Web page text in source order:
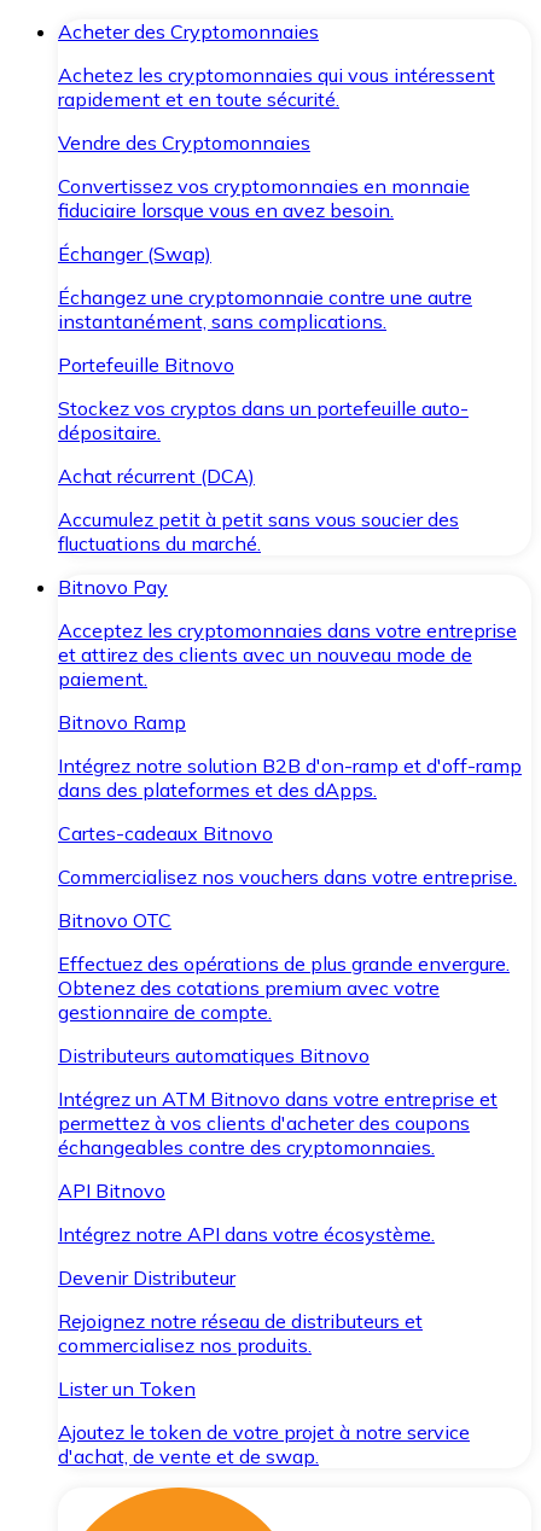
Acheter des Cryptomonnaies
Achetez les cryptomonnaies qui vous intéressent
rapidement et en toute sécurité.
Vendre des Cryptomonnaies
Convertissez vos cryptomonnaies en monnaie
fiduciaire lorsque vous en avez besoin.
Échanger (Swap)
Échangez une cryptomonnaie contre une autre
instantanément, sans complications.
Portefeuille Bitnovo
Stockez vos cryptos dans un portefeuille auto-
dépositaire.
Achat récurrent (DCA)
Accumulez petit à petit sans vous soucier des
fluctuations du marché.
Bitnovo Pay
Acceptez les cryptomonnaies dans votre entreprise
et attirez des clients avec un nouveau mode de
paiement.
Bitnovo Ramp
Intégrez notre solution B2B d'on-ramp et d'off-ramp
dans des plateformes et des dApps.
Cartes-cadeaux Bitnovo
Commercialisez nos vouchers dans votre entreprise.
Bitnovo OTC
Effectuez des opérations de plus grande envergure.
Obtenez des cotations premium avec votre
gestionnaire de compte.
Distributeurs automatiques Bitnovo
Intégrez un ATM Bitnovo dans votre entreprise et
permettez à vos clients d'acheter des coupons
échangeables contre des cryptomonnaies.
API Bitnovo
Intégrez notre API dans votre écosystème.
Devenir Distributeur
Rejoignez notre réseau de distributeurs et
commercialisez nos produits.
Lister un Token
Ajoutez le token de votre projet à notre service
d'achat, de vente et de swap.